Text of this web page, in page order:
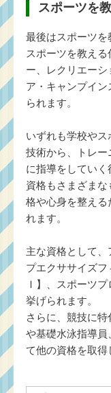
スポーツを
最後はスポーツを
スポーツを教え
ー、レクリエー
ア・キャンプイ
られます。
いずれも学校や
技術から、トレー
に指導をしていく
資格もさまざま
格や心身を整える
れます。
主な資格として
プエクササイズフ
Ｉ】、スポーツ
挙げられます。
さらに、競技に
や基礎水泳指導員
て他の資格を取得